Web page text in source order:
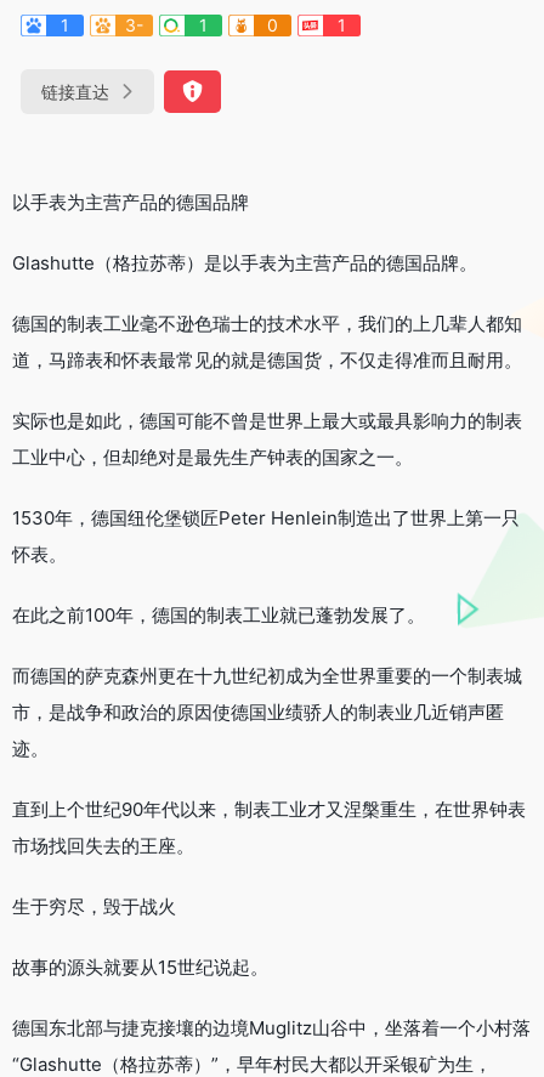
1
3- 1 0 1
链接直达
以手表为主营产品的德国品牌
Glashutte（格拉苏蒂）是以手表为主营产品的德国品牌。
德国的制表工业毫不逊色瑞士的技术水平，我们的上几辈人都知
道，马蹄表和怀表最常见的就是德国货，不仅走得准而且耐用。
实际也是如此，德国可能不曾是世界上最大或最具影响力的制表
工业中心，但却绝对是最先生产钟表的国家之一。
1530年，德国纽伦堡锁匠Peter Henlein制造出了世界上第一只
怀表。
在此之前100年，德国的制表工业就已蓬勃发展了。
而德国的萨克森州更在十九世纪初成为全世界重要的一个制表城
市，是战争和政治的原因使德国业绩骄人的制表业几近销声匿
迹。
直到上个世纪90年代以来，制表工业才又涅槃重生，在世界钟表
市场找回失去的王座。
生于穷尽，毁于战火
故事的源头就要从15世纪说起。
德国东北部与捷克接壤的边境Muglitz山谷中，坐落着一个小村落
“Glashutte（格拉苏蒂）”，早年村民大都以开采银矿为生，